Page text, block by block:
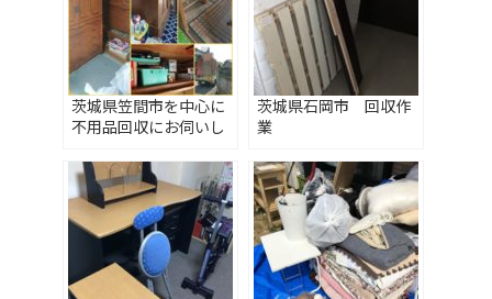
茨城県笠間市を中心に
不用品回収にお伺いし
茨城県石岡市 回収作
業